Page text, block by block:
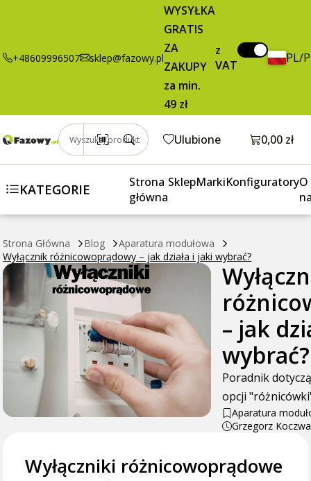
+48609996507 sklep@fazowy.pl
WYSYŁKA
GRATIS
ZA
ZAKUPY
za min.
49 zł
z
VAT
PL/
Wyszukaj produkt Ulubione Otwórz
0,00 zł
KATEGORIE
Strona
główna
SklepMarkiKonfiguratoryO
Strona Główna Blog
Aparatura modułowa
Wyłącznik różnicowoprądowy – jak działa i jaki wybrać?
– jak
wybrać?
Poradnik
opcji
Aparatura
Grzegorz
Wyłączniki różnicowoprądowe